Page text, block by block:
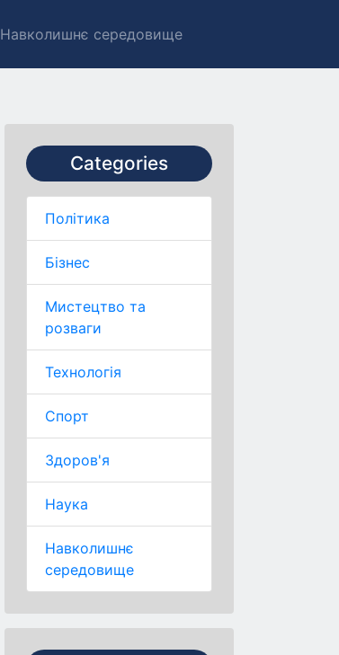
Навколишнє середовище
Categories
Політика
Бізнес
Мистецтво та
розваги
Технологія
Спорт
Здоров'я
Наука
Навколишнє
середовище